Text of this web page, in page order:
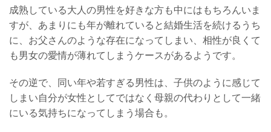
成熟している大人の男性を好きな方も中にはもちろんいま
すが、あまりにも年が離れていると結婚生活を続けるうち
に、お父さんのような存在になってしまい、相性が良くて
も男女の愛情が薄れてしまうケースがあるようです。
その逆で、同い年や若すぎる男性は、子供のように感じて
しまい自分が女性としてではなく母親の代わりとして一緒
にいる気持ちになってしまう場合も。